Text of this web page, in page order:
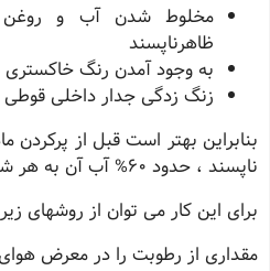
مخلوط شدن آب و
ظاهرناپسند
به وجود آمدن رنگ
زنگ زدگى جدار داخلى قوطى
بنابراین بهتر است قبل از
ناپسند ، حدود 60% آب آن به هر شکل حذف شود .
براى این کار مى توان از روشهاى
مقدارى از رطوبت را در معرض